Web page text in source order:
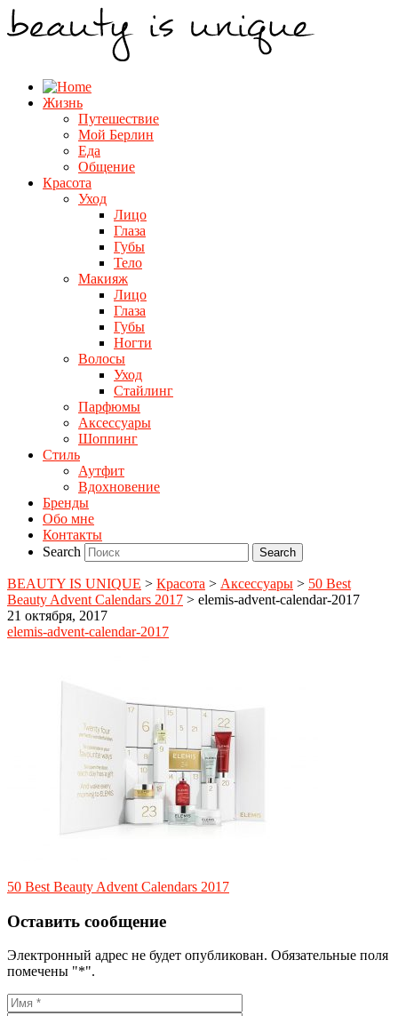
Жизнь
Путешествие
Мой Берлин
Еда
Общение
Красота
Уход
Лицо
Глаза
Губы
Тело
Макияж
Лицо
Глаза
Губы
Ногти
Волосы
Уход
Стайлинг
Парфюмы
Аксессуары
Шоппинг
Стиль
Аутфит
Вдохновение
Бренды
Обо мне
Контакты
Search
BEAUTY IS UNIQUE > Красота > Аксессуары > 50 Best
Beauty Advent Calendars 2017 > elemis-advent-calendar-2017
21 октября, 2017
elemis-advent-calendar-2017
50 Best Beauty Advent Calendars 2017
Оставить сообщение
Электронный адрес не будет опубликован. Обязательные поля
помечены "*".